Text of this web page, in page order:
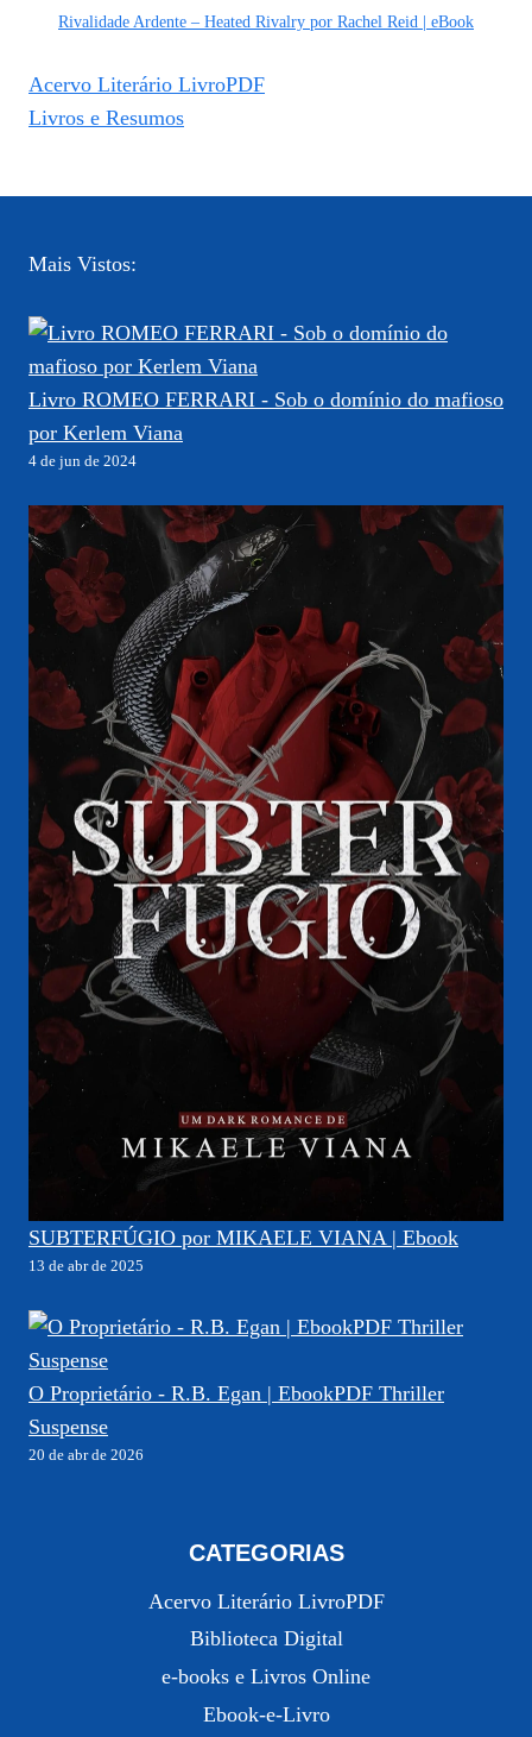
Rivalidade Ardente – Heated Rivalry por Rachel Reid | eBook
Acervo Literário LivroPDF
Livros e Resumos
Mais Vistos:
Livro ROMEO FERRARI - Sob o domínio do mafioso
por Kerlem Viana
4 de jun de 2024
SUBTERFÚGIO por MIKAELE VIANA | Ebook
13 de abr de 2025
O Proprietário - R.B. Egan | EbookPDF Thriller
Suspense
20 de abr de 2026
CATEGORIAS
Acervo Literário LivroPDF
Biblioteca Digital
e-books e Livros Online
Ebook-e-Livro